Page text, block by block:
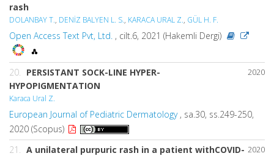
rash
DOLANBAY T., DENİZ BALYEN L. S., KARACA URAL Z., GÜL H. F.
Open Access Text Pvt, Ltd. , cilt.6, 2021 (Hakemli Dergi)
2020
20.
PERSISTANT SOCK-LINE HYPER-
HYPOPIGMENTATION
Karaca Ural Z.
European Journal of Pediatric Dermatology, sa.30, ss.249-250,
2020 (Scopus)
2020
21.
A unilateral purpuric rash in a patient withCOVID-